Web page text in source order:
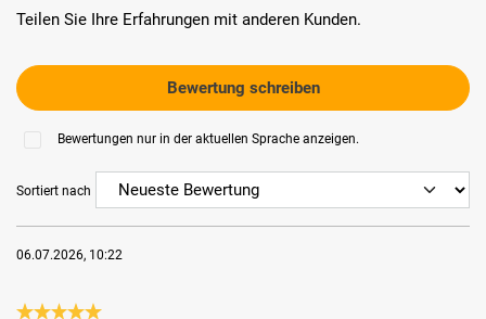
Teilen Sie Ihre Erfahrungen mit anderen Kunden.
Bewertung schreiben
Bewertungen nur in der aktuellen Sprache anzeigen.
Sortiert nach
06.07.2026, 10:22